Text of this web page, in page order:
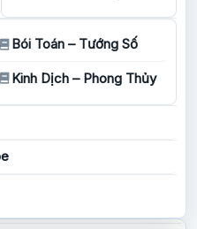
Bói Toán – Tướng Số
Kinh Dịch – Phong Thủy